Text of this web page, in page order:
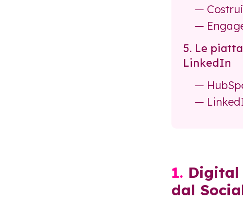
—
—
5. Le
LinkedIn
—
—
1. Digital Selling: le principali differenze
dal